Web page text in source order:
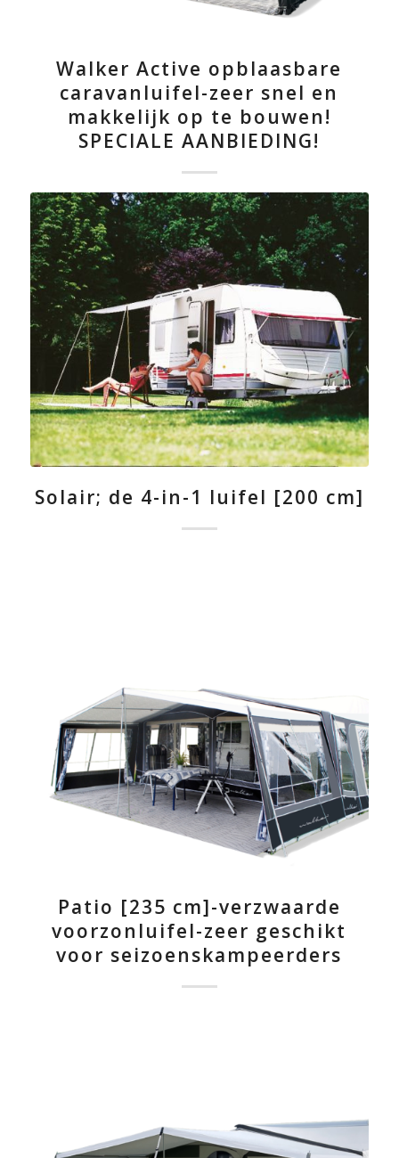
Walker Active opblaasbare
caravanluifel-zeer snel en
makkelijk op te bouwen!
SPECIALE AANBIEDING!
Solair; de 4-in-1 luifel [200 cm]
Patio [235 cm]-verzwaarde
voorzonluifel-zeer geschikt
voor seizoenskampeerders